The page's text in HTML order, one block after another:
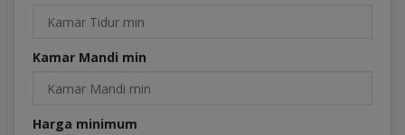
Kamar Mandi min
Harga minimum